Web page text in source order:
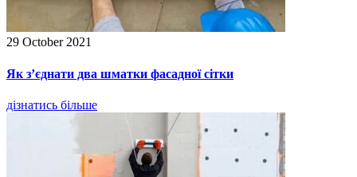
29 October 2021
Як з’єднати два шматки фасадної сітки
дізнатись більше